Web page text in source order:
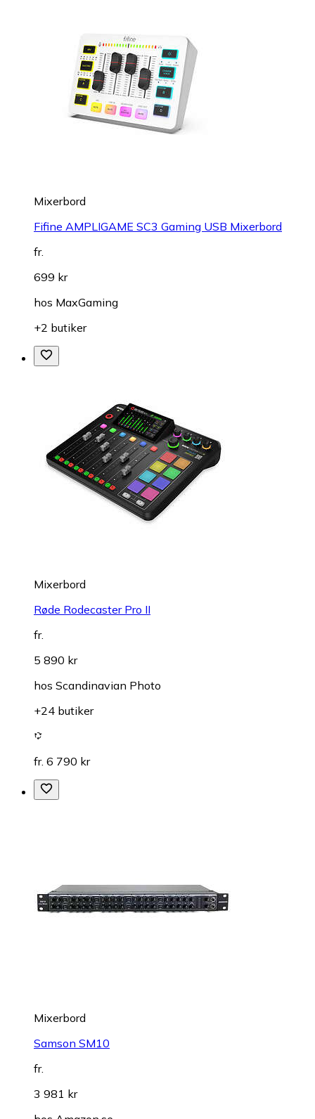
Mixerbord
Fifine AMPLIGAME SC3 Gaming USB Mixerbord
fr.
699 kr
hos MaxGaming
+2 butiker
Mixerbord
Røde Rodecaster Pro II
fr.
5 890 kr
hos Scandinavian Photo
+24 butiker
fr. 6 790 kr
Mixerbord
Samson SM10
fr.
3 981 kr